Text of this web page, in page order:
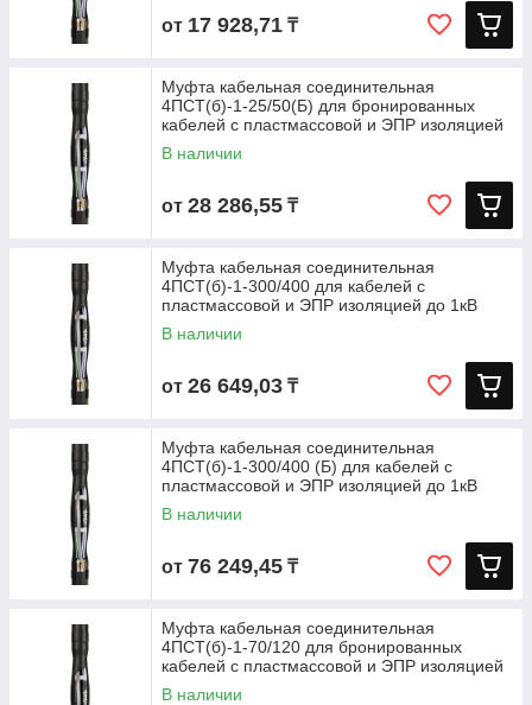
от 17 928,71 ₸
Муфта кабельная соединительная
4ПСТ(б)-1-25/50(Б) для бронированных
кабелей с пластмассовой и ЭПР изоляцией
до
В наличии
от 28 286,55 ₸
Муфта кабельная соединительная
4ПСТ(б)-1-300/400 для кабелей с
пластмассовой и ЭПР изоляцией до 1кВ
В наличии
от 26 649,03 ₸
Муфта кабельная соединительная
4ПСТ(б)-1-300/400 (Б) для кабелей с
пластмассовой и ЭПР изоляцией до 1кВ
В наличии
от 76 249,45 ₸
Муфта кабельная соединительная
4ПСТ(б)-1-70/120 для бронированных
кабелей с пластмассовой и ЭПР изоляцией
до
В наличии